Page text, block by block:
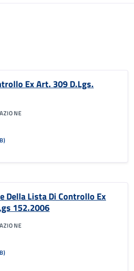
Ex Art. 309 D.Lgs.
Della Lista Di Controllo Ex
152.2006